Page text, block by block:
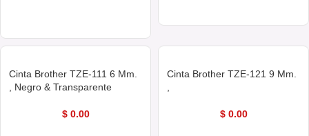
Cinta Brother TZE-111 6 Mm.
, Negro & Transparente
$0.00
Cinta Brother TZE-121 9 Mm.
$0.00